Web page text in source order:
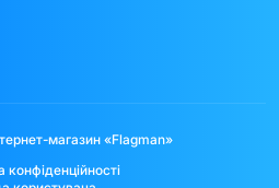
магазин «Flagman»
конфіденційності